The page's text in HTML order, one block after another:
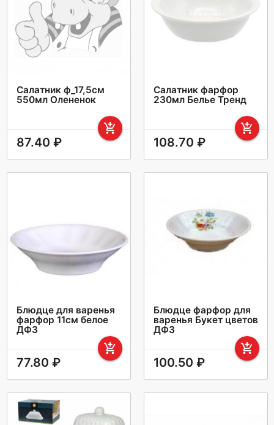
Салатник ф_17,5см
550мл Олененок
add_shopping_cart
87.40 ₽
Салатник фарфор
230мл Белье Тренд
add_shopping_cart
108.70 ₽
Блюдце для варенья
фарфор 11см белое
ДФЗ
add_shopping_cart
77.80 ₽
Блюдце фарфор для
варенья Букет цветов
ДФЗ
add_shopping_cart
100.50 ₽